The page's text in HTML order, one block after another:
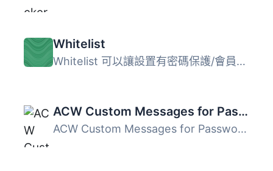
Whitelist
Whitelist 可以讓設置有密碼保護/會員專屬的 WordPress 網站...
ACW Custom Messages for Password Protected Pages
ACW Custom Messages for Password Protected Pages 外掛允許...